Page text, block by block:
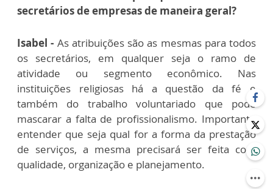
secretários de empresas de maneira geral?
Isabel - As atribuições são as mesmas para todos
os secretários, em qualquer seja o ramo de
atividade ou segmento econômico. Nas
instituições religiosas há a questão da fé e
também do trabalho voluntariado que pode
mascarar a falta de profissionalismo. Importante
entender que seja qual for a forma da prestação
de serviços, a mesma precisará ser feita com
qualidade, organização e planejamento.